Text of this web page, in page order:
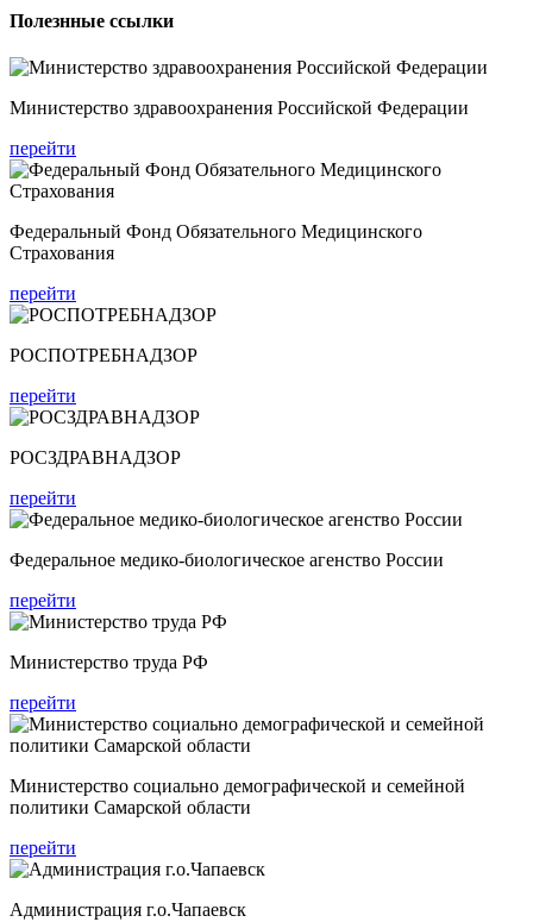
Полезнные ссылки
Министерство здравоохранения Российской Федерации
перейти
Федеральный Фонд Обязательного Медицинского
Страхования
перейти
РОСПОТРЕБНАДЗОР
перейти
РОСЗДРАВНАДЗОР
перейти
Федеральное медико-биологическое агенство России
перейти
Министерство труда РФ
перейти
Министерство социально демографической и семейной
политики Самарской области
перейти
Администрация г.о.Чапаевск